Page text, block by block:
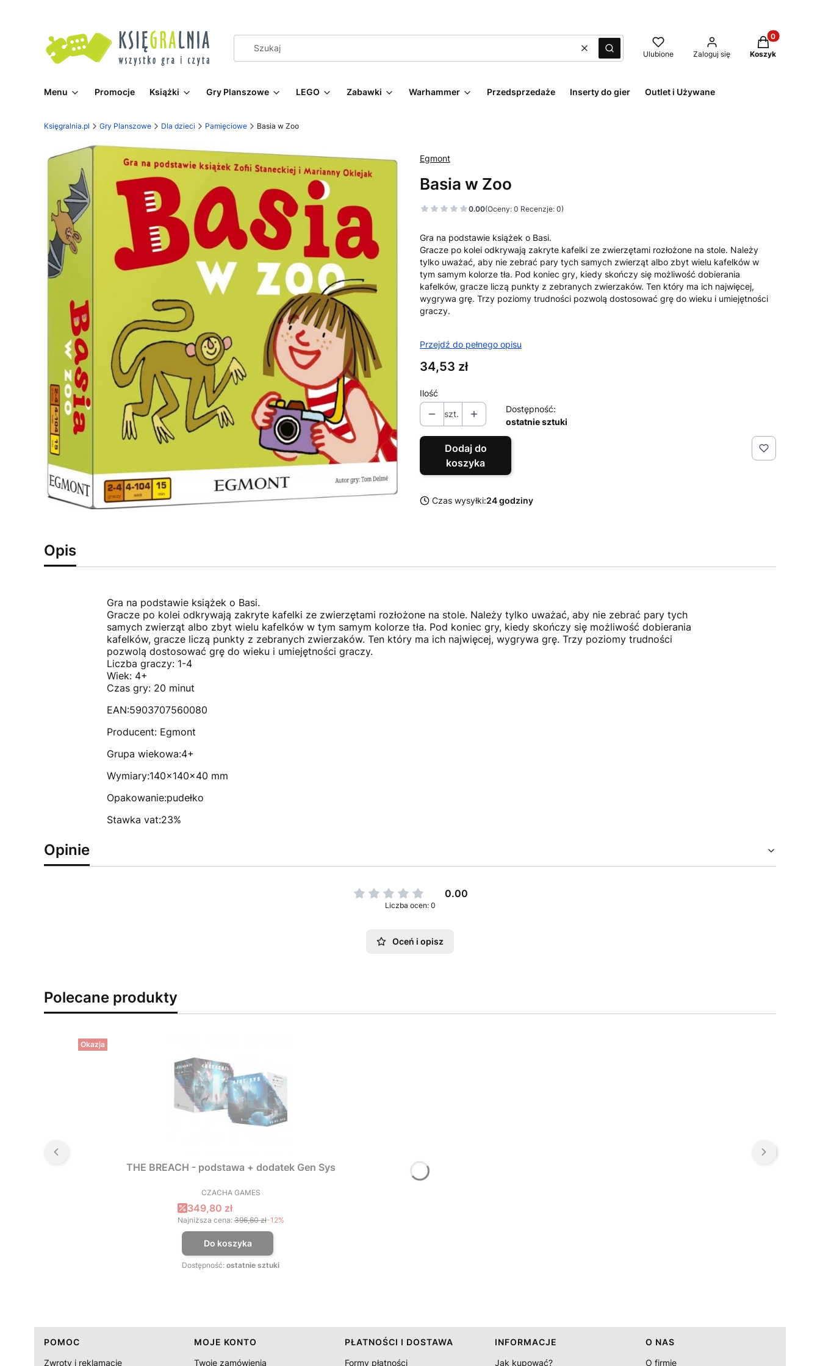
WyczyśćSzukaj Ulubione Zaloguj się
Produkty w
Koszyk
Menu Promocje Książki Gry Planszowe LEGO Zabawki Warhammer Przedsprzedaże Inserty do gier Outlet i Używane
Księgralnia.pl Gry Planszowe Dla dzieci Pamięciowe Basia w Zoo
Egmont
Basia w Zoo
0.00(Oceny: 0 Recenzje: 0)
Gra na podstawie książek o Basi.
Gracze po kolei odkrywają zakryte kafelki ze zwierzętami rozłożone na stole. Należy
tylko uważać, aby nie zebrać pary tych samych zwierząt albo zbyt wielu kafelków w
tym samym kolorze tła. Pod koniec gry, kiedy skończy się możliwość dobierania
kafelków, gracze liczą punkty z zebranych zwierzaków. Ten który ma ich najwięcej,
wygrywa grę. Trzy poziomy trudności pozwolą dostosować grę do wieku i umiejętności
graczy.
Przejdź do pełnego opisu
Cena
34,53 zł
Ilość
szt.
Dostępność:
ostatnie sztuki
Dodaj do
koszyka
Czas wysyłki:24 godziny
Opis
Gra na podstawie książek o Basi.
Gracze po kolei odkrywają zakryte kafelki ze zwierzętami rozłożone na stole. Należy tylko uważać, aby nie zebrać pary tych
samych zwierząt albo zbyt wielu kafelków w tym samym kolorze tła. Pod koniec gry, kiedy skończy się możliwość dobierania
kafelków, gracze liczą punkty z zebranych zwierzaków. Ten który ma ich najwięcej, wygrywa grę. Trzy poziomy trudności
pozwolą dostosować grę do wieku i umiejętności graczy.
Liczba graczy: 1-4
Wiek: 4+
Czas gry: 20 minut
EAN:5903707560080
Producent: Egmont
Grupa wiekowa:4+
Wymiary:140x140x40 mm
Opakowanie:pudełko
Stawka vat:23%
Opinie
0.00
Liczba ocen: 0
Oceń i opisz
Polecane produkty
Okazja
THE BREACH - podstawa + dodatek Gen Sys
PRODUCENT
CZACHA GAMES
Cena promocyjna
349,80 zł
Najniższa cena: 396,60 zł-12%
Do koszyka
Dostępność: ostatnie sztuki
Linki w stopce
POMOC
Zwroty i reklamacje
MOJE KONTO
Twoje zamówienia
PŁATNOŚCI I DOSTAWA
Formy płatności
INFORMACJE
Jak kupować?
O NAS
O firmie